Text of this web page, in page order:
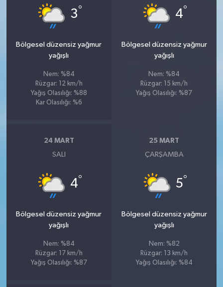
3°
Bölgesel düzensiz yağmur
yağışlı
Nem: %84
Rüzgar: 12 km/h
Yağış Olasılığı: %88
Kar Olasılığı: %6
4°
Bölgesel düzensiz yağmur
yağışlı
Nem: %84
Rüzgar: 15 km/h
Yağış Olasılığı: %87
24 MART
SALI
4°
Bölgesel düzensiz yağmur
yağışlı
Nem: %84
Rüzgar: 17 km/h
Yağış Olasılığı: %87
25 MART
ÇARŞAMBA
5°
Bölgesel düzensiz yağmur
yağışlı
Nem: %82
Rüzgar: 13 km/h
Yağış Olasılığı: %84